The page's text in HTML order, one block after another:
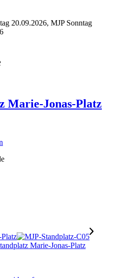
20.09.2026, MJP Sonntag
Marie-Jonas-Platz
mehrere
gewählt
werden Marie-Jonas-Platz